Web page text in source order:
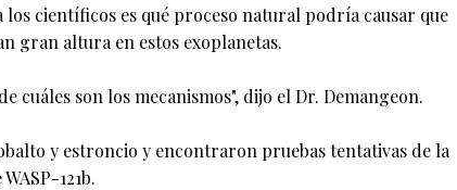
científicos es qué proceso natural podría causar que
gran altura en estos exoplanetas.
cuáles son los mecanismos", dijo el Dr. Demangeon.
y estroncio y encontraron pruebas tentativas de la
121b.